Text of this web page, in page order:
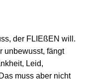
der FLIEßEN will.
unbewusst, fängt
Leid,
muss aber nicht